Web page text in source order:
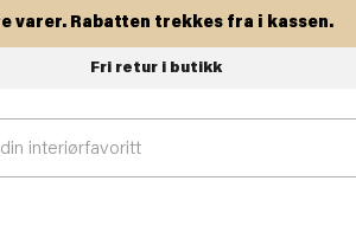
Rabatten trekkes fra i kassen.
Fri retur i butikk